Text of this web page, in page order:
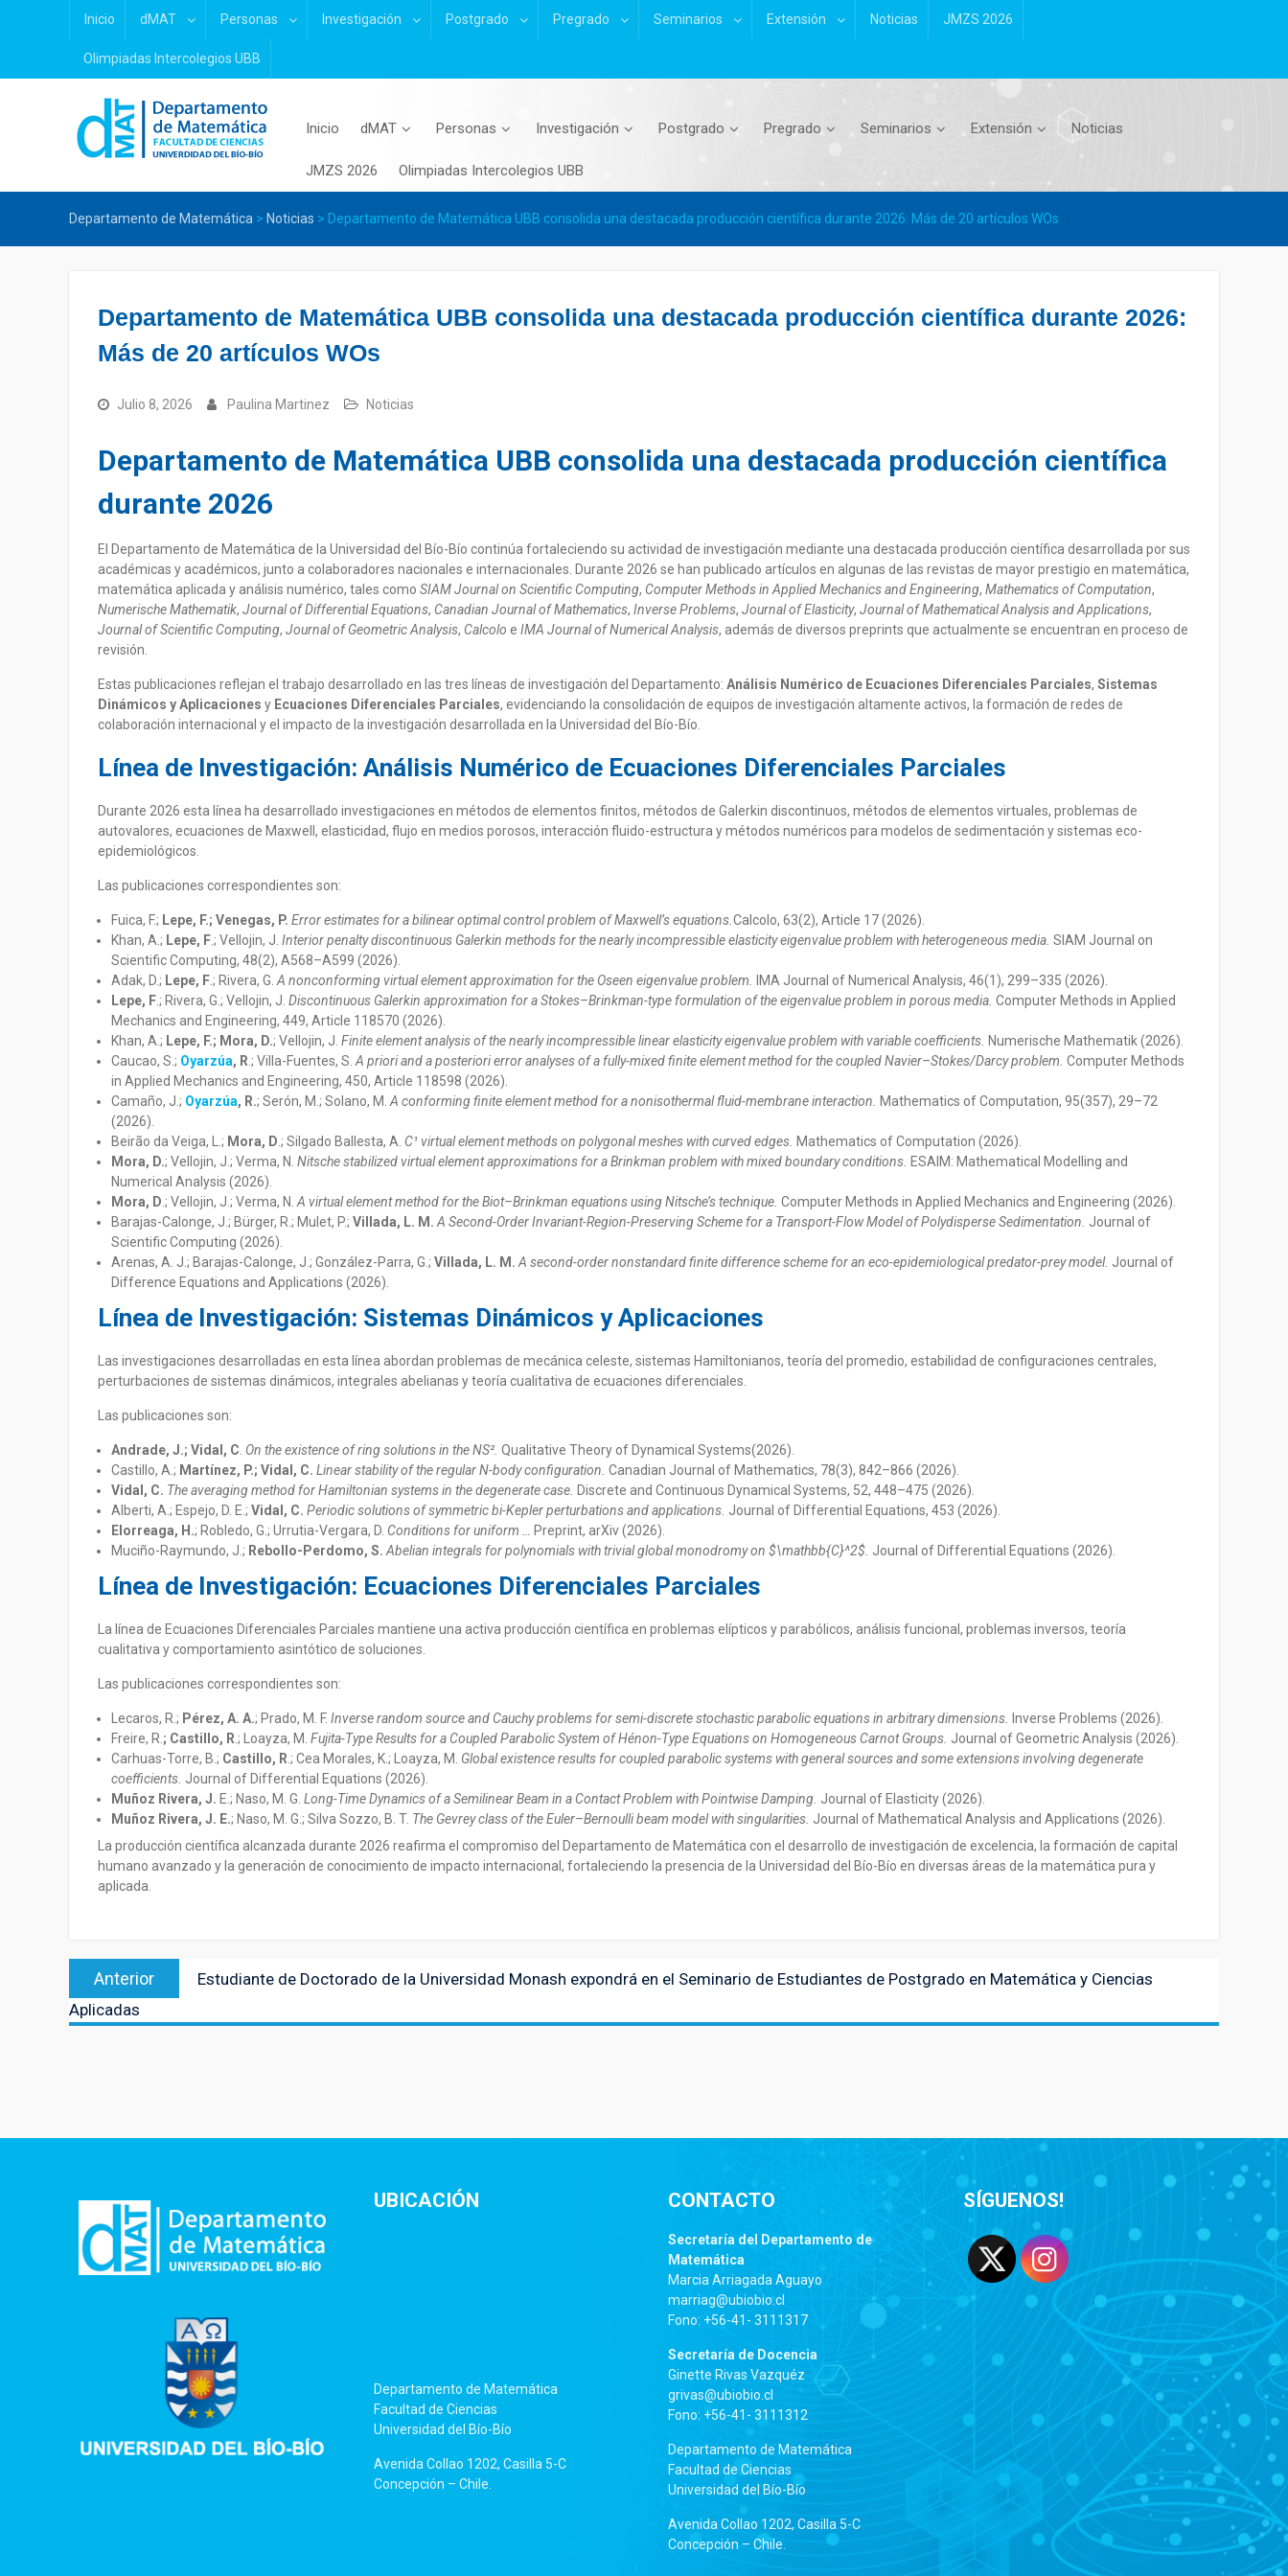
Inicio dMAT Personas Investigación Postgrado Pregrado Seminarios Extensión Noticias JMZS 2026
Olimpiadas Intercolegios UBB
Inicio dMAT Personas Investigación Postgrado Pregrado Seminarios Extensión Noticias
JMZS 2026 Olimpiadas Intercolegios UBB
Departamento de Matemática > Noticias > Departamento de Matemática UBB consolida una destacada producción científica durante 2026: Más de 20 artículos WOs
Departamento de Matemática UBB consolida una destacada producción científica durante 2026:
Más de 20 artículos WOs
Julio 8, 2026 Paulina Martinez Noticias
Departamento de Matemática UBB consolida una destacada producción científica
durante 2026
El Departamento de Matemática de la Universidad del Bío-Bío continúa fortaleciendo su actividad de investigación mediante una destacada producción científica desarrollada por sus
académicas y académicos, junto a colaboradores nacionales e internacionales. Durante 2026 se han publicado artículos en algunas de las revistas de mayor prestigio en matemática,
matemática aplicada y análisis numérico, tales como SIAM Journal on Scientific Computing, Computer Methods in Applied Mechanics and Engineering, Mathematics of Computation,
Numerische Mathematik, Journal of Differential Equations, Canadian Journal of Mathematics, Inverse Problems, Journal of Elasticity, Journal of Mathematical Analysis and Applications,
Journal of Scientific Computing, Journal of Geometric Analysis, Calcolo e IMA Journal of Numerical Analysis, además de diversos preprints que actualmente se encuentran en proceso de
revisión.
Estas publicaciones reflejan el trabajo desarrollado en las tres líneas de investigación del Departamento: Análisis Numérico de Ecuaciones Diferenciales Parciales, Sistemas
Dinámicos y Aplicaciones y Ecuaciones Diferenciales Parciales, evidenciando la consolidación de equipos de investigación altamente activos, la formación de redes de
colaboración internacional y el impacto de la investigación desarrollada en la Universidad del Bío-Bío.
Línea de Investigación: Análisis Numérico de Ecuaciones Diferenciales Parciales
Durante 2026 esta línea ha desarrollado investigaciones en métodos de elementos finitos, métodos de Galerkin discontinuos, métodos de elementos virtuales, problemas de
autovalores, ecuaciones de Maxwell, elasticidad, flujo en medios porosos, interacción fluido-estructura y métodos numéricos para modelos de sedimentación y sistemas eco-
epidemiológicos.
Las publicaciones correspondientes son:
Fuica, F.; Lepe, F.; Venegas, P. Error estimates for a bilinear optimal control problem of Maxwell’s equations. Calcolo, 63(2), Article 17 (2026).
Khan, A.; Lepe, F.; Vellojin, J. Interior penalty discontinuous Galerkin methods for the nearly incompressible elasticity eigenvalue problem with heterogeneous media. SIAM Journal on
Scientific Computing, 48(2), A568–A599 (2026).
Adak, D.; Lepe, F.; Rivera, G. A nonconforming virtual element approximation for the Oseen eigenvalue problem.
IMA Journal of Numerical Analysis, 46(1), 299–335 (2026).
Lepe, F.; Rivera, G.; Vellojin, J. Discontinuous Galerkin approximation for a Stokes–Brinkman-type formulation of the eigenvalue problem in porous media. Computer Methods in Applied
Mechanics and Engineering, 449, Article 118570 (2026).
Khan, A.; Lepe, F.; Mora, D.; Vellojin, J. Finite element analysis of the nearly incompressible linear elasticity eigenvalue problem with variable coefficients. Numerische Mathematik (2026).
Caucao, S.; Oyarzúa, R .; Villa-Fuentes, S. A priori and a posteriori error analyses of a fully-mixed finite element method for the coupled Navier–Stokes/Darcy problem. Computer Methods
in Applied Mechanics and Engineering, 450, Article 118598 (2026).
Camaño, J.; Oyarzúa, R.; Serón, M.; Solano, M. A conforming finite element method for a nonisothermal fluid-membrane interaction.
Mathematics of Computation, 95(357), 29–72
(2026).
Beirão da Veiga, L.; Mora, D .; Silgado Ballesta, A. C¹ virtual element methods on polygonal meshes with curved edges. Mathematics of Computation (2026).
Mora, D.; Vellojin, J.; Verma, N. Nitsche stabilized virtual element approximations for a Brinkman problem with mixed boundary conditions. ESAIM: Mathematical Modelling and
Numerical Analysis (2026).
Mora, D .; Vellojin, J.; Verma, N. A virtual element method for the Biot–Brinkman equations using Nitsche’s technique. Computer Methods in Applied Mechanics and Engineering (2026).
Barajas-Calonge, J.; Bürger, R.; Mulet, P.; Villada, L. M. A Second-Order Invariant-Region-Preserving Scheme for a Transport-Flow Model of Polydisperse Sedimentation. Journal of
Scientific Computing (2026).
Arenas, A. J.; Barajas-Calonge, J.; González-Parra, G.; Villada, L. M. A second-order nonstandard finite difference scheme for an eco-epidemiological predator-prey model. Journal of
Difference Equations and Applications (2026).
Línea de Investigación: Sistemas Dinámicos y Aplicaciones
Las investigaciones desarrolladas en esta línea abordan problemas de mecánica celeste, sistemas Hamiltonianos, teoría del promedio, estabilidad de configuraciones centrales,
perturbaciones de sistemas dinámicos, integrales abelianas y teoría cualitativa de ecuaciones diferenciales.
Las publicaciones son:
Andrade, J.; Vidal, C On the existence of ring solutions in the NS². Qualitative Theory of Dynamical Systems(2026).
Castillo, A.; Martínez, P.; Vidal, C. Linear stability of the regular N-body configuration. Canadian Journal of Mathematics, 78(3), 842–866 (2026).
Vidal, C. The averaging method for Hamiltonian systems in the degenerate case. Discrete and Continuous Dynamical Systems, 52, 448–475 (2026).
Alberti, A.; Espejo, D. E.; Vidal, C. Periodic solutions of symmetric bi-Kepler perturbations and applications. Journal of Differential Equations, 453 (2026).
Elorreaga, H.; Robledo, G.; Urrutia-Vergara, D. Conditions for uniform …
Preprint, arXiv (2026).
Muciño-Raymundo, J.; Rebollo-Perdomo, S. Abelian integrals for polynomials with trivial global monodromy on $\mathbb{C}^2$. Journal of Differential Equations (2026).
Línea de Investigación: Ecuaciones Diferenciales Parciales
La línea de Ecuaciones Diferenciales Parciales mantiene una activa producción científica en problemas elípticos y parabólicos, análisis funcional, problemas inversos, teoría
cualitativa y comportamiento asintótico de soluciones.
Las publicaciones correspondientes son:
Lecaros, R.; Pérez, A. A.; Prado, M. F. Inverse random source and Cauchy problems for semi-discrete stochastic parabolic equations in arbitrary dimensions.
Inverse Problems (2026).
Freire, R. ; Castillo, R .; Loayza, M. Fujita-Type Results for a Coupled Parabolic System of Hénon-Type Equations on Homogeneous Carnot Groups. Journal of Geometric Analysis (2026).
Carhuas-Torre, B.; Castillo, R .; Cea Morales, K.; Loayza, M. Global existence results for coupled parabolic systems with general sources and some extensions involving degenerate
coefficients. Journal of Differential Equations (2026).
Muñoz Rivera, J. E.; Naso, M. G. Long-Time Dynamics of a Semilinear Beam in a Contact Problem with Pointwise Damping. Journal of Elasticity (2026).
Muñoz Rivera, J. E.; Naso, M. G.; Silva Sozzo, B. T. The Gevrey class of the Euler–Bernoulli beam model with singularities. Journal of Mathematical Analysis and Applications (2026).
La producción científica alcanzada durante 2026 reafirma el compromiso del Departamento de Matemática con el desarrollo de investigación de excelencia, la formación de capital
humano avanzado y la generación de conocimiento de impacto internacional, fortaleciendo la presencia de la Universidad del Bío-Bío en diversas áreas de la matemática pura y
aplicada.
Navegación
de
entradas
Anterior
anterior:
Estudiante de Doctorado de la Universidad Monash expondrá en el Seminario de Estudiantes de Postgrado en Matemática y Ciencias
Aplicadas
UBICACIÓN
Departamento de Matemática
Facultad de Ciencias
Universidad del Bío-Bío
Avenida Collao 1202, Casilla 5-C
Concepción – Chile.
CONTACTO
Secretaría del Departamento de
Matemática
Marcia Arriagada Aguayo
marriag@ubiobio.cl
Fono: +56-41- 3111317
Secretaría de Docencia
Ginette Rivas Vazquéz
grivas@ubiobio.cl
Fono: +56-41- 3111312
Departamento de Matemática
Facultad de Ciencias
Universidad del Bío-Bío
Avenida Collao 1202, Casilla 5-C
Concepción – Chile.
SÍGUENOS!